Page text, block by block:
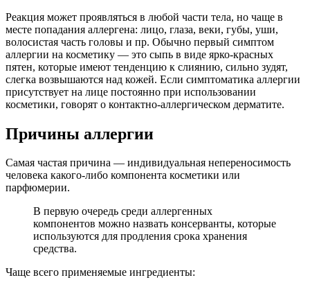
Реакция может проявляться в любой части тела, но чаще в
месте попадания аллергена: лицо, глаза, веки, губы, уши,
волосистая часть головы и пр. Обычно первый симптом
аллергии на косметику — это сыпь в виде ярко-красных
пятен, которые имеют тенденцию к слиянию, сильно зудят,
слегка возвышаются над кожей. Если симптоматика аллергии
присутствует на лице постоянно при использовании
косметики, говорят о контактно-аллергическом дерматите.
Причины аллергии
Самая частая причина — индивидуальная непереносимость
человека какого-либо компонента косметики или
парфюмерии.
В первую очередь среди аллергенных
компонентов можно назвать консерванты, которые
используются для продления срока хранения
средства.
Чаще всего применяемые ингредиенты: